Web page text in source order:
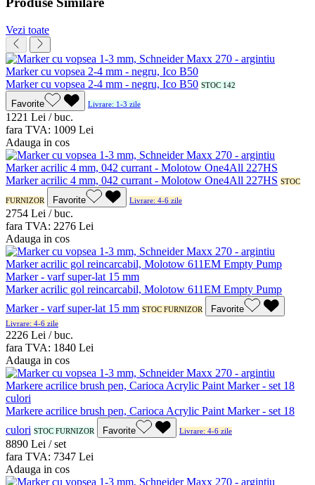
Vezi toate
Marker cu vopsea 2-4 mm - negru, Ico B50 STOC 142
Favorite Livrare: 1-3 zile
1221 Lei / buc.
fara TVA: 1009 Lei
Adauga in cos
Marker acrilic 4 mm, 042 currant - Molotow One4All 227HS STOC
FURNIZOR Favorite Livrare: 4-6 zile
2754 Lei / buc.
fara TVA: 2276 Lei
Adauga in cos
Marker acrilic gol reincarcabil, Molotow 611EM Empty Pump
Marker - varf super-lat 15 mm STOC FURNIZOR Favorite
Livrare: 4-6 zile
2226 Lei / buc.
fara TVA: 1840 Lei
Adauga in cos
Markere acrilice brush pen, Carioca Acrylic Paint Marker - set 18
culori STOC FURNIZOR Favorite Livrare: 4-6 zile
8890 Lei / set
fara TVA: 7347 Lei
Adauga in cos